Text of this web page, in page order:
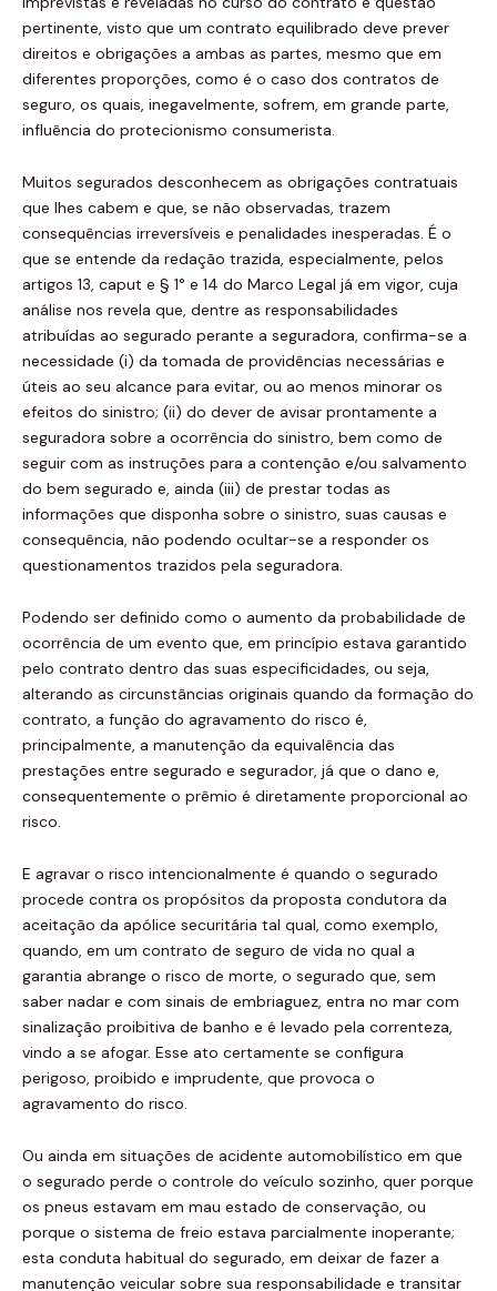
pertinente, visto que um contrato equilibrado deve prever
direitos e obrigações a ambas as partes, mesmo que em
diferentes proporções, como é o caso dos contratos de
seguro, os quais, inegavelmente, sofrem, em grande parte,
influência do protecionismo consumerista.
Muitos segurados desconhecem as obrigações contratuais
que lhes cabem e que, se não observadas, trazem
consequências irreversíveis e penalidades inesperadas. É o
que se entende da redação trazida, especialmente, pelos
artigos 13, caput e § 1° e 14 do Marco Legal já em vigor, cuja
análise nos revela que, dentre as responsabilidades
atribuídas ao segurado perante a seguradora, confirma-se a
necessidade (i) da tomada de providências necessárias e
úteis ao seu alcance para evitar, ou ao menos minorar os
efeitos do sinistro; (ii) do dever de avisar prontamente a
seguradora sobre a ocorrência do sinistro, bem como de
seguir com as instruções para a contenção e/ou salvamento
do bem segurado e, ainda (iii) de prestar todas as
informações que disponha sobre o sinistro, suas causas e
consequência, não podendo ocultar-se a responder os
questionamentos trazidos pela seguradora.
Podendo ser definido como o aumento da probabilidade de
ocorrência de um evento que, em princípio estava garantido
pelo contrato dentro das suas especificidades, ou seja,
alterando as circunstâncias originais quando da formação do
contrato, a função do agravamento do risco é,
principalmente, a manutenção da equivalência das
prestações entre segurado e segurador, já que o dano e,
consequentemente o prêmio é diretamente proporcional ao
risco.
E agravar o risco intencionalmente é quando o segurado
procede contra os propósitos da proposta condutora da
aceitação da apólice securitária tal qual, como exemplo,
quando, em um contrato de seguro de vida no qual a
garantia abrange o risco de morte, o segurado que, sem
saber nadar e com sinais de embriaguez, entra no mar com
sinalização proibitiva de banho e é levado pela correnteza,
vindo a se afogar. Esse ato certamente se configura
perigoso, proibido e imprudente, que provoca o
agravamento do risco.
Ou ainda em situações de acidente automobilístico em que
o segurado perde o controle do veículo sozinho, quer porque
os pneus estavam em mau estado de conservação, ou
porque o sistema de freio estava parcialmente inoperante;
esta conduta habitual do segurado, em deixar de fazer a
manutenção veicular sobre sua responsabilidade e transitar